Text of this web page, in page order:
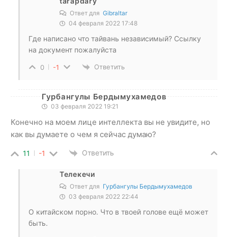
Ответ для Gibraltar
04 февраля 2022 17:48
Где написано что тайвань независимый? Ссылку
на документ пожалуйста
0 -1 Ответить
Гурбангулы Бердымухамедов
03 февраля 2022 19:21
Конечно на моем лице интеллекта вы не увидите, но
как вы думаете о чем я сейчас думаю?
11 -1 Ответить
Телекечи
Ответ для Гурбангулы Бердымухамедов
03 февраля 2022 22:44
О китайском порно. Что в твоей голове ещё может
быть.